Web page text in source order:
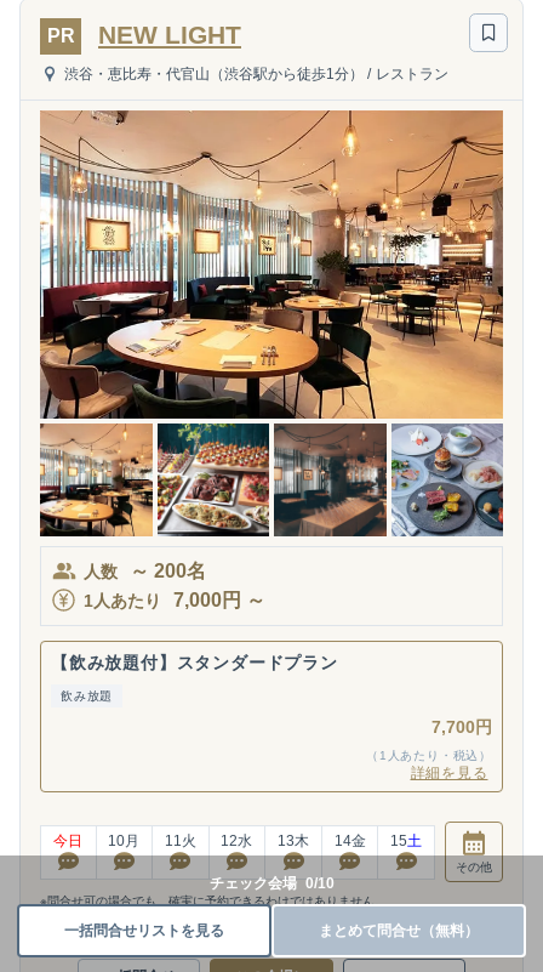
PR NEW LIGHT
渋谷・恵比寿・代官山（渋谷駅から徒歩1分） / レストラン
人数 ～ 200名
1人あたり 7,000円 ～
【飲み放題付】スタンダードプラン
飲み放題
7,700円
（1人あたり・税込）
詳細を見る
今日 10月 11 火 12水 13木 14金 15土
その他
※問合せ可の場合でも、確実に予約できるわけではありません。
空き枠あり 要相談 空き枠なし
チェック会場 0/10
一括問合せリストを見る まとめて問合せ（無料）